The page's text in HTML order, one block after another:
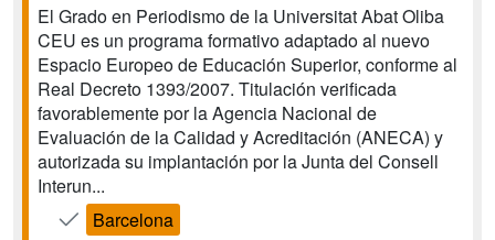
El Grado en Periodismo de la Universitat Abat Oliba
CEU es un programa formativo adaptado al nuevo
Espacio Europeo de Educación Superior, conforme al
Real Decreto 1393/2007. Titulación verificada
favorablemente por la Agencia Nacional de
Evaluación de la Calidad y Acreditación (ANECA) y
autorizada su implantación por la Junta del Consell
Interun...
Barcelona